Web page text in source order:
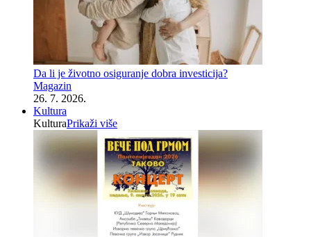
Da li je životno osiguranje dobra investicija?
Magazin
26. 7. 2026.
Kultura
KulturaPrikaži više